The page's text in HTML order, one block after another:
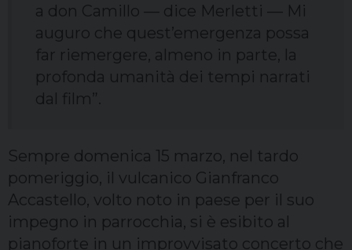
a don Camillo — dice Merletti — Mi
auguro che quest’emergenza possa
far riemergere, almeno in parte, la
profonda umanità dei tempi narrati
dal film”.
Sempre domenica 15 marzo, nel tardo
pomeriggio, il vulcanico Gianfranco
Accastello, volto noto in paese per il suo
impegno in parrocchia, si è esibito al
pianoforte in un improvvisato concerto che